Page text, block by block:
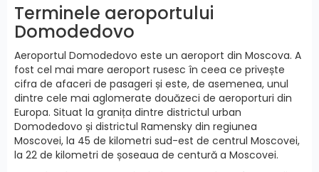
Terminele aeroportului
Domodedovo
Aeroportul Domodedovo este un aeroport din Moscova. A
fost cel mai mare aeroport rusesc în ceea ce privește
cifra de afaceri de pasageri și este, de asemenea, unul
dintre cele mai aglomerate douăzeci de aeroporturi din
Europa. Situat la granița dintre districtul urban
Domodedovo și districtul Ramensky din regiunea
Moscovei, la 45 de kilometri sud-est de centrul Moscovei,
la 22 de kilometri de șoseaua de centură a Moscovei.